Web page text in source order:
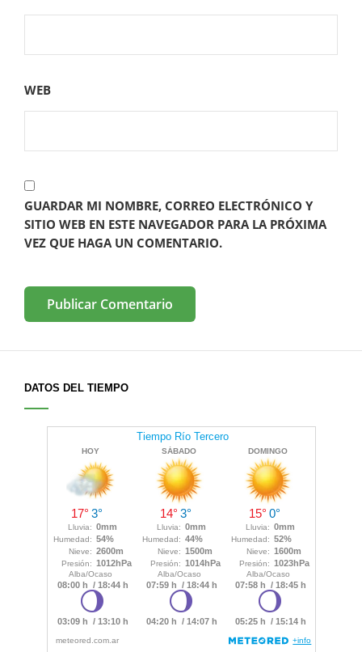
WEB
GUARDAR MI NOMBRE, CORREO ELECTRÓNICO Y
SITIO WEB EN ESTE NAVEGADOR PARA LA PRÓXIMA
VEZ QUE HAGA UN COMENTARIO.
DATOS DEL TIEMPO